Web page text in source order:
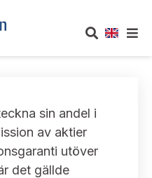
sin andel i
av aktier
utöver
det gällde